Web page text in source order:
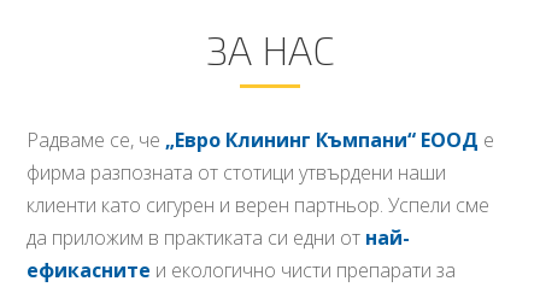
ЗА НАС
Радваме се, че „Евро Клининг Къмпани“ ЕООД е
фирма разпозната от стотици утвърдени наши
клиенти като сигурен и верен партньор. Успели сме
да приложим в практиката си едни от най-
ефикасните и екологично чисти препарати за